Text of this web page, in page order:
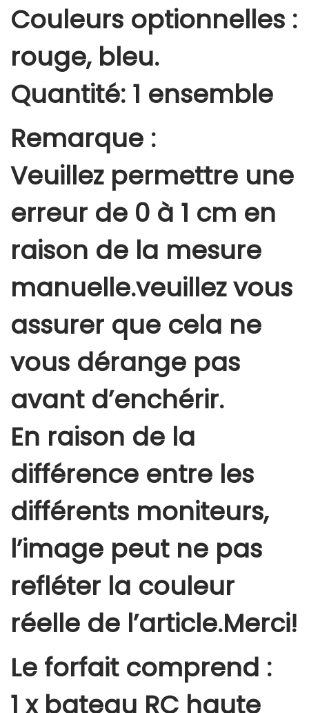
Couleurs optionnelles :
rouge, bleu.
Quantité: 1 ensemble
Remarque :
Veuillez permettre une
erreur de 0 à 1 cm en
raison de la mesure
manuelle.veuillez vous
assurer que cela ne
vous dérange pas
avant d’enchérir.
En raison de la
différence entre les
différents moniteurs,
l’image peut ne pas
refléter la couleur
réelle de l’article.Merci!
Le forfait comprend :
1 x bateau RC haute